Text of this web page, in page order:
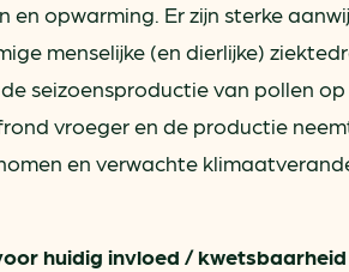
opwarming. Er zijn sterke
menselijke (en dierlijke)
seizoensproductie van pollen
vroeger en de productie
en verwachte
huidig invloed / kwetsbaarheid